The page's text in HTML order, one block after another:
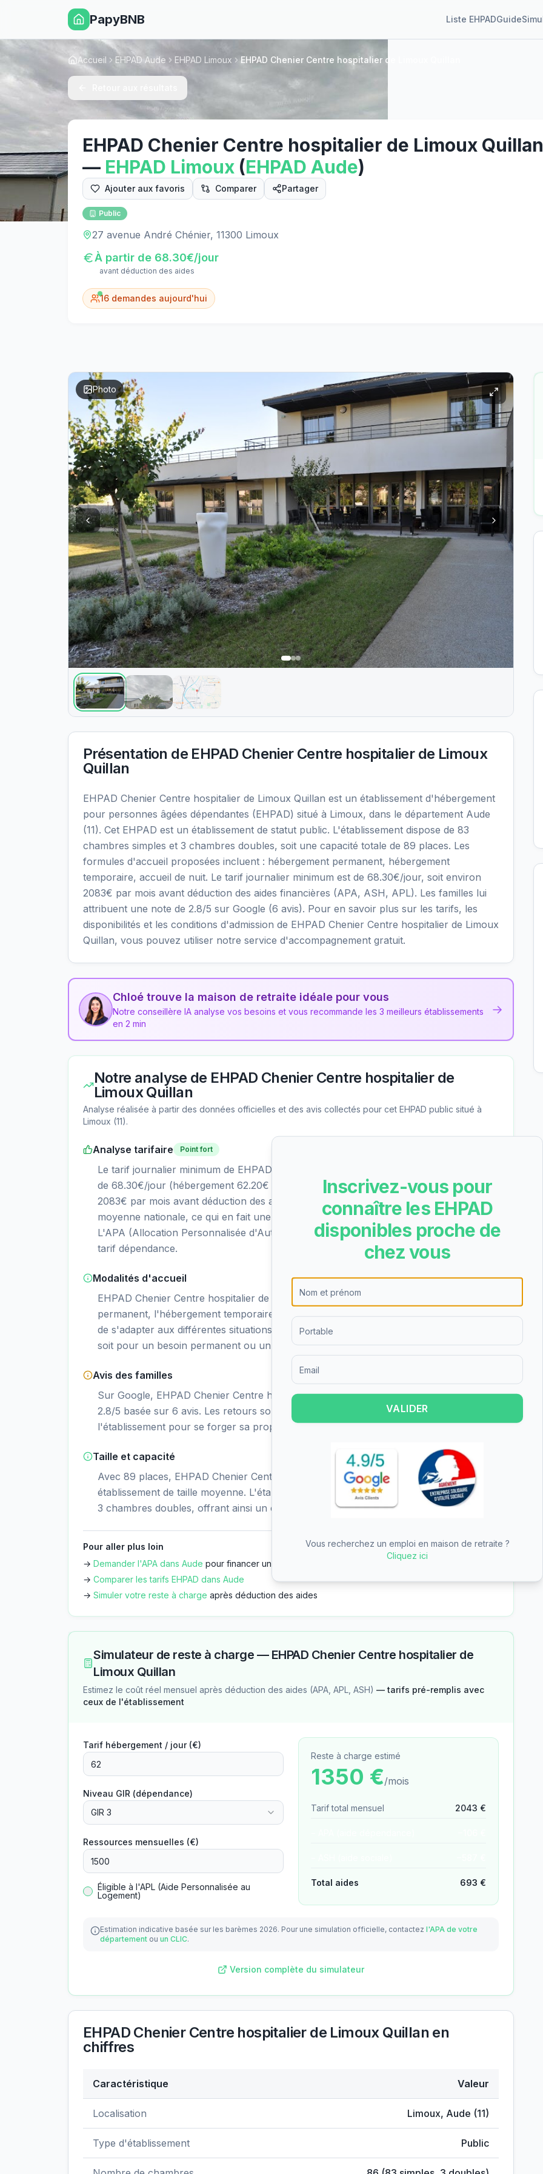
PapyBNB Liste EHPADGuide
Accueil EHPAD Aude EHPAD Limoux EHPAD Chenier Centre hospitalier de Limoux Quillan
EHPAD Chenier Centre hospitalier de Limoux Quillan
— EHPAD Limoux (EHPAD Aude)
Ajouter aux favoris Comparer Partager
Public
27 avenue André Chénier, 11300 Limoux
À partir de 68.30€/jour
avant déduction des aides
16 demandes aujourd'hui
Photo
Présentation de EHPAD Chenier Centre hospitalier de Limoux
Quillan
EHPAD Chenier Centre hospitalier de Limoux Quillan est un établissement d'hébergement
pour personnes âgées dépendantes (EHPAD) situé à Limoux, dans le département Aude
(11). Cet EHPAD est un établissement de statut public. L'établissement dispose de 83
chambres simples et 3 chambres doubles, soit une capacité totale de 89 places. Les
formules d'accueil proposées incluent : hébergement permanent, hébergement
temporaire, accueil de nuit. Le tarif journalier minimum est de 68.30€/jour, soit environ
2083€ par mois avant déduction des aides financières (APA, ASH, APL). Les familles lui
attribuent une note de 2.8/5 sur Google (6 avis). Pour en savoir plus sur les tarifs, les
disponibilités et les conditions d'admission de EHPAD Chenier Centre hospitalier de Limoux
Quillan, vous pouvez utiliser notre service d'accompagnement gratuit.
Chloé trouve la maison de retraite idéale pour vous
Notre conseillère IA analyse vos besoins et vous recommande les 3 meilleurs établissements
en 2 min
→
Notre analyse de EHPAD Chenier Centre hospitalier de
Limoux Quillan
Analyse réalisée à partir des données officielles et des avis collectés pour cet EHPAD public situé à
Limoux (11).
Analyse tarifaire Point fort
Le tarif journalier minimum de EHPAD Chenier Centre hospitalier de Limoux Quillan est
de 68.30€/jour (hébergement 62.20€ + dépendance GIR 5/6 6.10€), soit environ
2083€ par mois avant déduction des aides financières. Ce tarif est inférieur à la
moyenne nationale, ce qui en fait une option financièrement accessible dans le Aude.
L'APA (Allocation Personnalisée d'Autonomie) peut couvrir une partie significative du
tarif dépendance.
Modalités d'accueil
EHPAD Chenier Centre hospitalier de Limoux Quillan propose l'hébergement
permanent, l'hébergement temporaire, l'accueil de nuit. Cette diversité d'offres permet
de s'adapter aux différentes situations des personnes âgées et de leurs familles, que ce
soit pour un besoin permanent ou un répit temporaire.
Avis des familles
Sur Google, EHPAD Chenier Centre hospitalier de Limoux Quillan obtient une note de
2.8/5 basée sur 6 avis. Les retours sont mitigés, il est recommandé de visiter
l'établissement pour se forger sa propre opinion.
Taille et capacité
Avec 89 places, EHPAD Chenier Centre hospitalier de Limoux Quillan est un
établissement de taille moyenne. L'établissement propose 83 chambres individuelles et
3 chambres doubles, offrant ainsi un choix selon les préférences et le budget.
Pour aller plus loin
→ Demander l'APA dans Aude pour financer une partie du tarif dépendance
→ Comparer les tarifs EHPAD dans Aude
→ Simuler votre reste à charge après déduction des aides
Simulateur de reste à charge — EHPAD Chenier Centre hospitalier de
Limoux Quillan
Estimez le coût réel mensuel après déduction des aides (APA, APL, ASH) — tarifs pré-remplis avec
ceux de l'établissement
Tarif hébergement / jour (€)
Niveau GIR (dépendance)
GIR 3
Ressources mensuelles (€)
Éligible à l'APL (Aide Personnalisée au
Logement)
Reste à charge estimé
1350 €/mois
Tarif total mensuel 2043 €
Total aides 693 €
Estimation indicative basée sur les barèmes 2026. Pour une simulation officielle, contactez l'APA de votre
département ou un CLIC.
Version complète du simulateur
EHPAD Chenier Centre hospitalier de Limoux Quillan en
chiffres
Caractéristique Valeur
Localisation Limoux, Aude (11)
Type d'établissement Public
Inscrivez-vous pour
connaître les EHPAD
disponibles proche de
chez vous
VALIDER
Vous recherchez un emploi en maison de retraite ?
Cliquez ici